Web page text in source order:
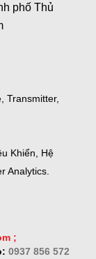
phố Thủ
Transmitter,
Khiển, Hệ
Analytics.
;
0937 856 572